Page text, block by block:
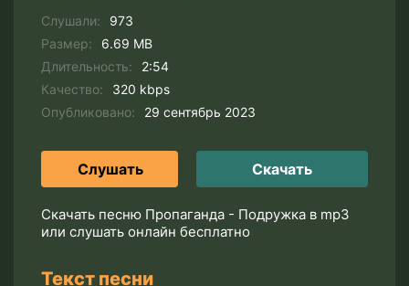
Слушали:
973
Размер:
6.69 MB
Длительность:
2:54
Качество:
320 kbps
Опубликовано:
29 сентябрь 2023
Слушать Скачать
Скачать песню Пропаганда - Подружка в mp3
или слушать онлайн бесплатно
Текст песни